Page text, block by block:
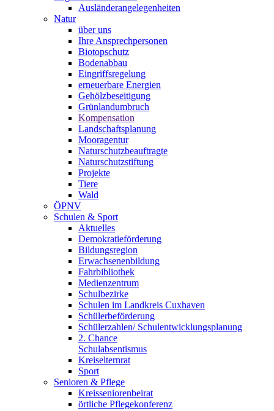
Ausländerangelegenheiten
Natur
über uns
Ihre Ansprechpersonen
Biotopschutz
Bodenabbau
Eingriffsregelung
erneuerbare Energien
Gehölzbeseitigung
Grünlandumbruch
Kompensation
Landschaftsplanung
Mooragentur
Naturschutzbeauftragte
Naturschutzstiftung
Projekte
Tiere
Wald
ÖPNV
Schulen & Sport
Aktuelles
Demokratieförderung
Bildungsregion
Erwachsenenbildung
Fahrbibliothek
Medienzentrum
Schulbezirke
Schulen im Landkreis Cuxhaven
Schülerbeförderung
Schülerzahlen/ Schulentwicklungsplanung
2. Chance
Schulabsentismus
Kreiselternrat
Sport
Senioren & Pflege
Kreisseniorenbeirat
örtliche Pflegekonferenz